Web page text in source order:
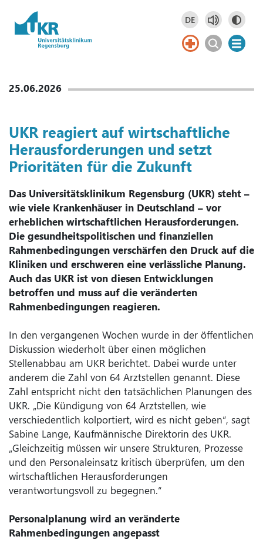
Springe zum Hauptinhalt DE
Deutsch
DE
25.06.2026
UKR reagiert auf wirtschaftliche
Herausforderungen und setzt
Prioritäten für die Zukunft
Das Universitätsklinikum Regensburg (UKR) steht –
wie viele Krankenhäuser in Deutschland – vor
erheblichen wirtschaftlichen Herausforderungen.
Die gesundheitspolitischen und finanziellen
Rahmenbedingungen verschärfen den Druck auf die
Kliniken und erschweren eine verlässliche Planung.
Auch das UKR ist von diesen Entwicklungen
betroffen und muss auf die veränderten
Rahmenbedingungen reagieren.
In den vergangenen Wochen wurde in der öffentlichen
Diskussion wiederholt über einen möglichen
Stellenabbau am UKR berichtet. Dabei wurde unter
anderem die Zahl von 64 Arztstellen genannt. Diese
Zahl entspricht nicht den tatsächlichen Planungen des
UKR. „Die Kündigung von 64 Arztstellen, wie
verschiedentlich kolportiert, wird es nicht geben“, sagt
Sabine Lange, Kaufmännische Direktorin des UKR.
„Gleichzeitig müssen wir unsere Strukturen, Prozesse
und den Personaleinsatz kritisch überprüfen, um den
wirtschaftlichen Herausforderungen
verantwortungsvoll zu begegnen.“
Personalplanung wird an veränderte
Rahmenbedingungen angepasst